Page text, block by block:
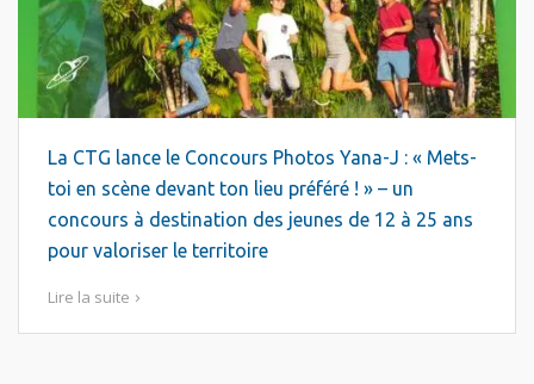
La CTG lance le Concours Photos Yana-J : « Mets-
toi en scène devant ton lieu préféré ! » – un
concours à destination des jeunes de 12 à 25 ans
pour valoriser le territoire
Lire la suite